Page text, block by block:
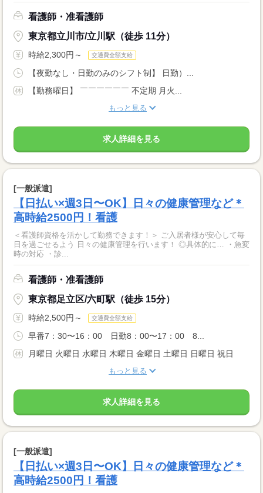
看護師・准看護師
東京都立川市/立川駅（徒歩 11分）
時給2,300円～ 交通費全額支給
【夜勤なし・日勤のみのシフト制】 日勤）...
【勤務曜日】 ￣￣￣￣￣￣ 不定期 月火...
もっと見る
求人詳細を見る
[一般派遣]
【日払い×週3日〜OK】日々の健康管理など＊
高時給2500円！看護
＜看護師資格を活かして勤務できます！＞ ご入居者様が安心して毎
日を過ごせるよう 日々の健康管理を行います！ ◎具体的に… ・急変
時の対応 ・診...
看護師・准看護師
東京都足立区/六町駅（徒歩 15分）
時給2,500円～ 交通費全額支給
早番7：30〜16：00 日勤8：00〜17：00 8...
月曜日 火曜日 水曜日 木曜日 金曜日 土曜日 日曜日 祝日
もっと見る
求人詳細を見る
[一般派遣]
【日払い×週3日〜OK】日々の健康管理など＊
高時給2500円！看護